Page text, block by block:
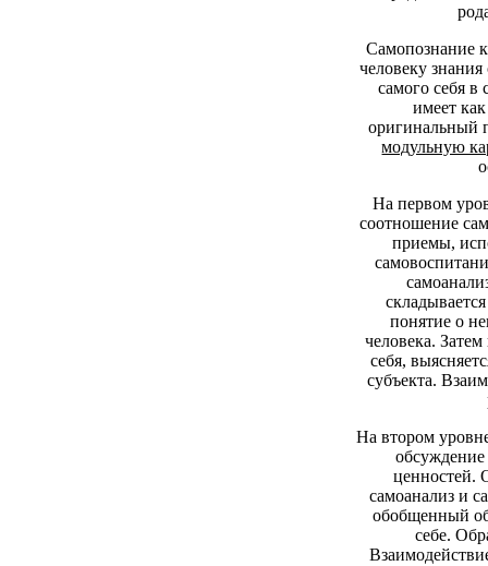
Самопознание
человеку знания
самого себя
имеет
оригинальный
модульную
На первом
соотношение
приемы,
понятие о
человека.
себя,
субъекта.
На втором
ценностей.
самоанализ и
обобщенный
себе.